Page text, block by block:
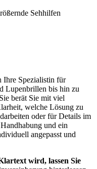
Ihre Spezialistin für
Lupenbrillen bis hin zu
berät Sie mit viel
welche Lösung zu
oder für Details im
und ein
angepasst und
wird, lassen Sie